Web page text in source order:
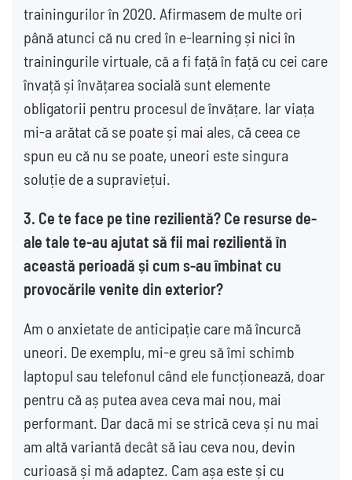
trainingurilor în 2020. Afirmasem de multe ori
până atunci că nu cred în e-learning și nici în
trainingurile virtuale, că a fi față în față cu cei care
învață și învățarea socială sunt elemente
obligatorii pentru procesul de învățare. Iar viața
mi-a arătat că se poate și mai ales, că ceea ce
spun eu că nu se poate, uneori este singura
soluție de a supraviețui.
3. Ce te face pe tine rezilientă? Ce resurse de-
ale tale te-au ajutat să fii mai rezilientă în
această perioadă și cum s-au îmbinat cu
provocările venite din exterior?
Am o anxietate de anticipație care mă încurcă
uneori. De exemplu, mi-e greu să îmi schimb
laptopul sau telefonul când ele funcționează, doar
pentru că aș putea avea ceva mai nou, mai
performant. Dar dacă mi se strică ceva și nu mai
am altă variantă decât să iau ceva nou, devin
curioasă și mă adaptez. Cam așa este și cu